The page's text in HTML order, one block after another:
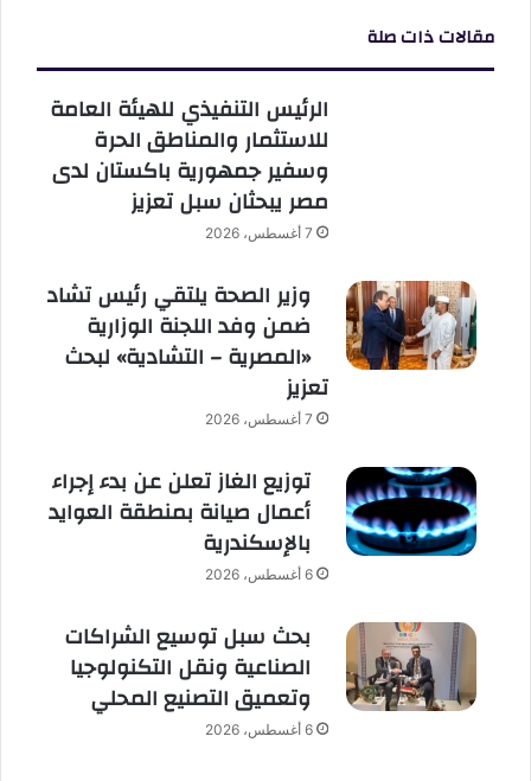
مقالات ذات صلة
الرئيس التنفيذي للهيئة العامة
للاستثمار والمناطق الحرة
وسفير جمهورية باكستان لدى
مصر يبحثان سبل تعزيز
7 أغسطس، 2026
وزير الصحة يلتقي رئيس تشاد
ضمن وفد اللجنة الوزارية
«المصرية – التشادية» لبحث
تعزيز
7 أغسطس، 2026
توزيع الغاز تعلن عن بدء إجراء
أعمال صيانة بمنطقة العوايد
بالإسكندرية
6 أغسطس، 2026
بحث سبل توسيع الشراكات
الصناعية ونقل التكنولوجيا
وتعميق التصنيع المحلي
6 أغسطس، 2026